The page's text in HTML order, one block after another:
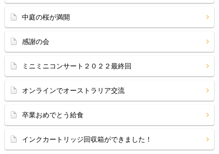
中庭の桜が満開
感謝の会
ミニミニコンサート２０２２最終回
オンラインでオーストラリア交流
卒業おめでとう給食
インクカートリッジ回収箱ができました！